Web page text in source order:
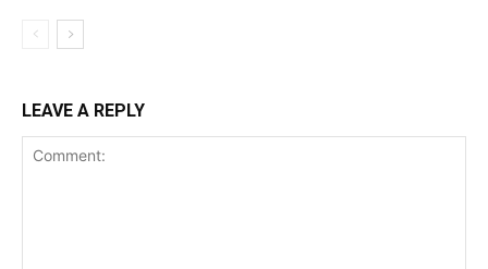
LEAVE A REPLY